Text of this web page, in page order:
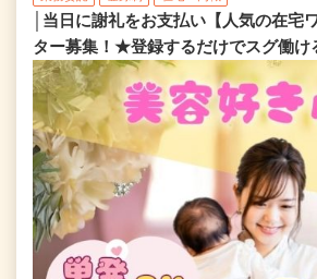
│当日に謝礼をお支払い【人気の在宅
ター募集！★登録するだけでスグ働け